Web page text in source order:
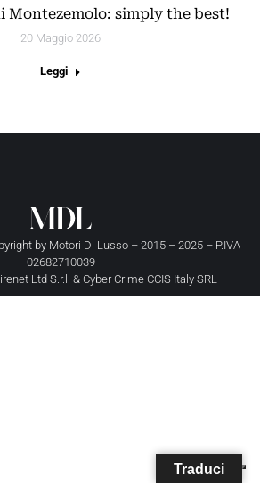
Montezemolo: simply the best!
20 Maggio 2026
Leggi
by Motori Di Lusso– 2015 – 2025 – P.IVA
02682710039
Ltd S.r.l. & Cyber Crime CCIS Italy SRL
Traduci